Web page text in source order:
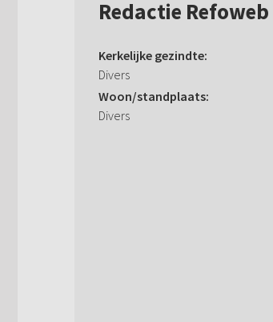
Redactie Refoweb
Kerkelijke gezindte:
Divers
Woon/standplaats:
Divers